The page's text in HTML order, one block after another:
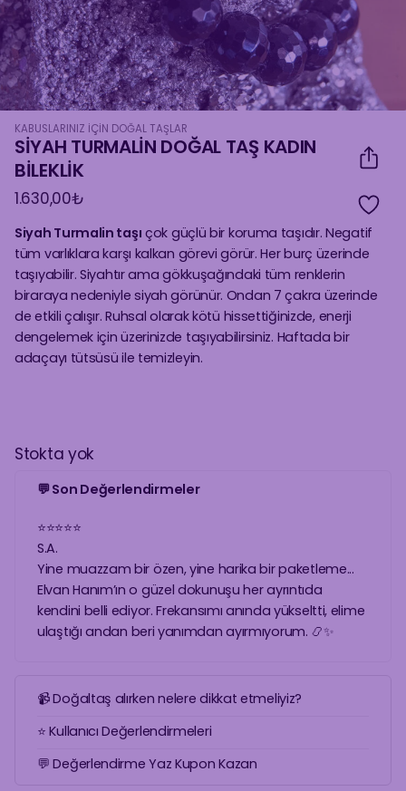
KABUSLARINIZ İÇIN DOĞAL TAŞLAR
SİYAH TURMALİN DOĞAL TAŞ KADIN
BİLEKLİK
1.630,00₺
Siyah Turmalin taşı çok güçlü bir koruma taşıdır. Negatif
tüm varlıklara karşı kalkan görevi görür. Her burç üzerinde
taşıyabilir. Siyahtır ama gökkuşağındaki tüm renklerin
biraraya nedeniyle siyah görünür. Ondan 7 çakra üzerinde
de etkili çalışır. Ruhsal olarak kötü hissettiğinizde, enerji
dengelemek için üzerinizde taşıyabilirsiniz. Haftada bir
adaçayı tütsüsü ile temizleyin.
Stokta yok
💬 Son Değerlendirmeler
⭐⭐⭐⭐⭐
S.A.
Yine muazzam bir özen, yine harika bir paketleme...
Elvan Hanım’ın o güzel dokunuşu her ayrıntıda
kendini belli ediyor. Frekansımı anında yükseltti, elime
ulaştığı andan beri yanımdan ayırmıyorum. 📿✨
📹 Doğaltaş alırken nelere dikkat etmeliyiz?
⭐ Kullanıcı Değerlendirmeleri
💬 Değerlendirme Yaz Kupon Kazan